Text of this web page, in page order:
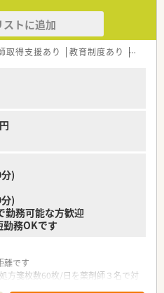
ストに追加
取得支援あり 教育制度あり シフト
)
)
勤務可能な方歓迎
務OKです
離です
方箋枚数60枚/日を薬剤師３名で対